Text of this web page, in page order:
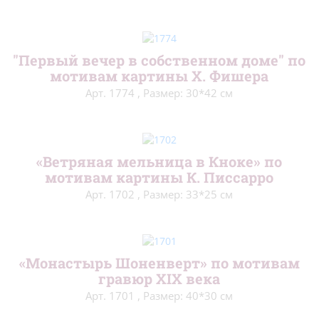
"Первый вечер в собственном доме" по
мотивам картины Х. Фишера
Арт. 1774 , Размер: 30*42 см
«Ветряная мельница в Кноке» по
мотивам картины К. Писсарро
Арт. 1702 , Размер: 33*25 см
«Монастырь Шоненверт» по мотивам
гравюр XIX века
Арт. 1701 , Размер: 40*30 см